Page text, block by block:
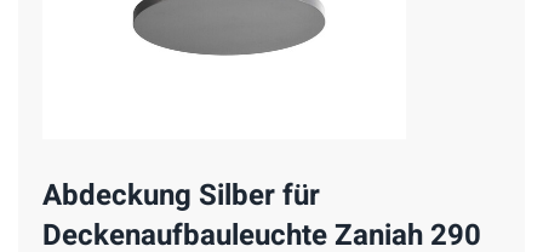
Abdeckung Silber für
Deckenaufbauleuchte Zaniah 290